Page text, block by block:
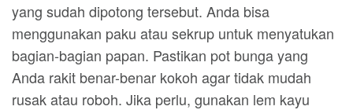
yang sudah dipotong tersebut. Anda bisa
menggunakan paku atau sekrup untuk menyatukan
bagian-bagian papan. Pastikan pot bunga yang
Anda rakit benar-benar kokoh agar tidak mudah
rusak atau roboh. Jika perlu, gunakan lem kayu